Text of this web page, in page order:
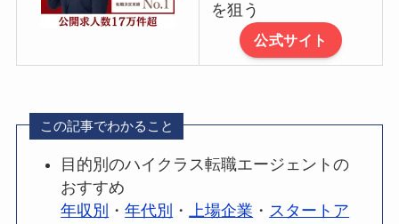
を狙う
公式サイト
この記事でわかること
目的別のハイクラス転職エージェントの
おすすめ
年収別 ・年代別 ・上場企業 ・ スタートア